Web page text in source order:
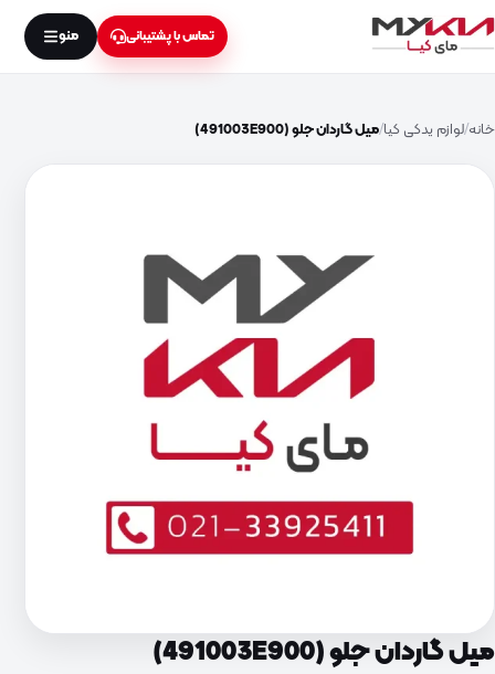
تماس با پشتیبانی منو
خانه لوازم یدکی کیا میل گاردان جلو (491003E900)
میل گاردان جلو (491003E900)